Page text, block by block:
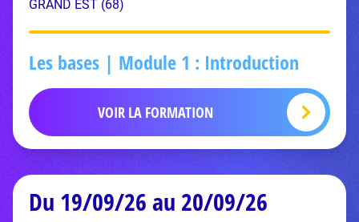
GRAND EST (68)
Les bases | Module 1 : Introduction
VOIR LA FORMATION
Du 19/09/26 au 20/09/26